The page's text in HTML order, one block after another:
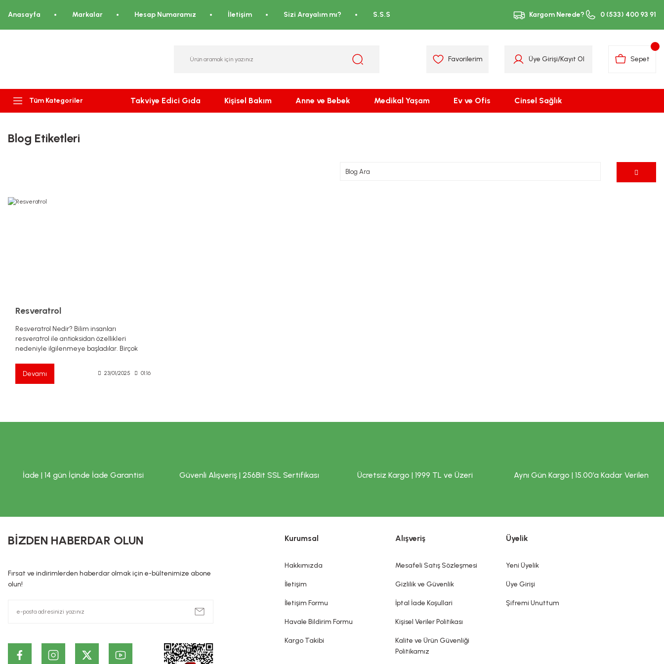
Anasayfa Markalar Hesap Numaramız İletişim Sizi Arayalım mı? S.S.S Kargom Nerede? 0 (533) 400 93 91
Favorilerim Üye Girişi/Kayıt Ol Sepet
Tüm Kategoriler Takviye Edici Gıda Kişisel Bakım Anne ve Bebek Medikal Yaşam Ev ve Ofis Cinsel Sağlık
Blog Etiketleri
Resveratrol
Resveratrol Nedir? Bilim insanları
resveratrol ile antioksidan özellikleri
nedeniyle ilgilenmeye başladılar. Birçok
uzun ömür, iltihap giderici , kalp sağlığına
Devamı 23/01/2025 01:16
İade | 14 gün İçinde İade Garantisi Güvenli Alışveriş | 256Bit SSL Sertifikası Ücretsiz Kargo | 1999 TL ve Üzeri Aynı Gün Kargo | 15.00’a Kadar Verilen
BİZDEN HABERDAR OLUN
Fırsat ve indirimlerden haberdar olmak için e-bültenimize abone
olun!
Kurumsal
Hakkımızda
İletişim
İletişim Formu
Havale Bildirim Formu
Kargo Takibi
Alışveriş
Mesafeli Satış Sözleşmesi
Gizlilik ve Güvenlik
İptal İade Koşullari
Kişisel Veriler Politikası
Kalite ve Ürün Güvenliği
Politikamız
Üyelik
Yeni Üyelik
Üye Girişi
Şifremi Unuttum